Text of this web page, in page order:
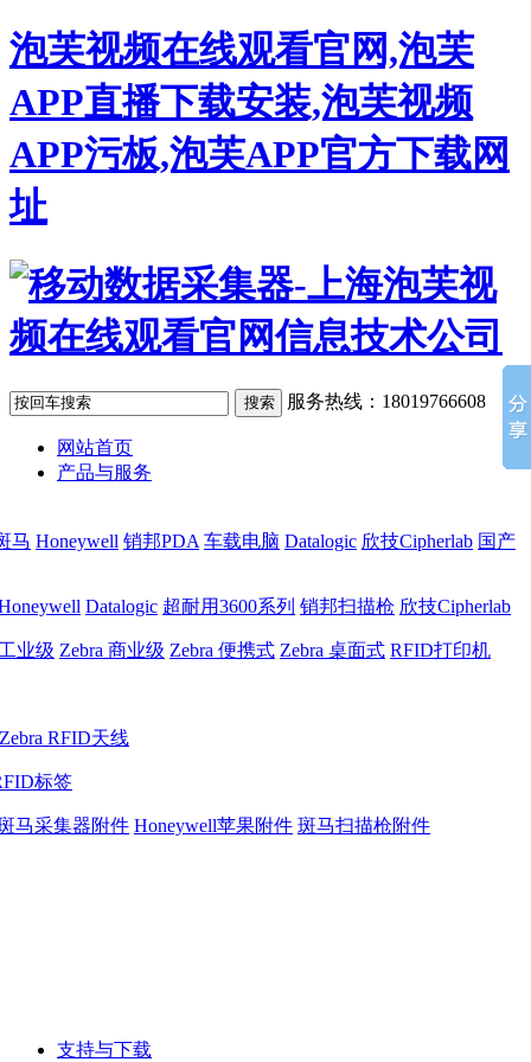
泡芙视频在线观看官网,泡芙
APP直播下载安装,泡芙视频
APP污板,泡芙APP官方下载网
址
服务热线：18019766608
网站首页
产品与服务
马 Honeywell 销邦PDA 车载电脑 Datalogic 欣技Cipherlab 国产
Datalogic 超耐用3600系列 销邦扫描枪 欣技Cipherlab
业级 Zebra 商业级 Zebra 便携式 Zebra 桌面式 RFID打印机
Zebra RFID天线
标签
马采集器附件 Honeywell苹果附件 斑马扫描枪附件
支持与下载